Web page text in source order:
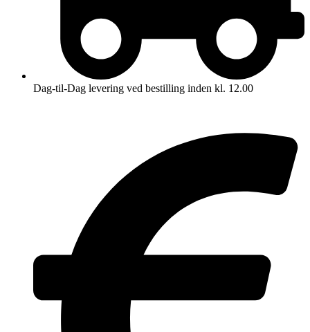
Dag-til-Dag levering ved bestilling inden kl. 12.00